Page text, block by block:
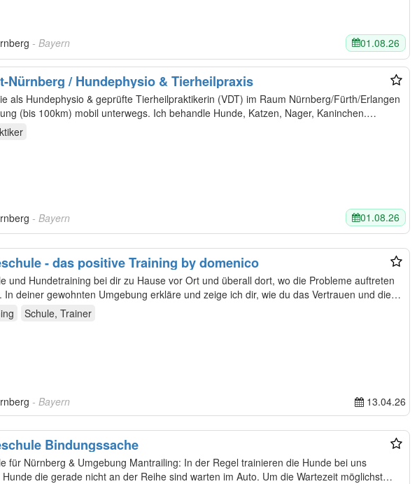
- Bayern 01.08.26
Nürnberg / Hundephysio & Tierheilpraxis
als Hundephysio & geprüfte Tierheilpraktikerin (VDT) im Raum Nürnberg/Fürth/Erlangen
(bis 100km) mobil unterwegs. Ich behandle Hunde, Katzen, Nager, Kaninchen.…
- Bayern 01.08.26
- das positive Training by domenico
und Hundetraining bei dir zu Hause vor Ort und überall dort, wo die Probleme auftreten
In deiner gewohnten Umgebung erkläre und zeige ich dir, wie du das Vertrauen und die…
Schule, Trainer
- Bayern 13.04.26
Bindungssache
Umgebung Mantrailing: In der Regel trainieren die Hunde bei uns
die gerade nicht an der Reihe sind warten im Auto. Um die Wartezeit möglichst…